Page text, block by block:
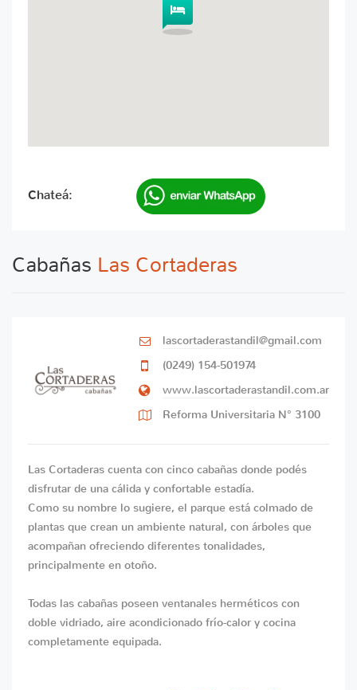
Chateá:
Cabañas Las Cortaderas
lascortaderastandil@gmail.com
(0249) 154-501974
www.lascortaderastandil.com.ar
Reforma Universitaria N° 3100
Las Cortaderas cuenta con cinco cabañas donde podés
disfrutar de una cálida y confortable estadía.
Como su nombre lo sugiere, el parque está colmado de
plantas que crean un ambiente natural, con árboles que
acompañan ofreciendo diferentes tonalidades,
principalmente en otoño.
Todas las cabañas poseen ventanales herméticos con
doble vidriado, aire acondicionado frío-calor y cocina
completamente equipada.